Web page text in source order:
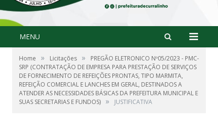
MENU
Home » Licitações »
PREGÃO ELETRONICO Nº05/2023 - PMC-
SRP (CONTRATAÇÃO DE EMPRESA PARA PRESTAÇÃO DE SERVIÇOS
DE FORNECIMENTO DE REFEIÇÕES PRONTAS, TIPO MARMITA,
REFEIÇÃO COMERCIAL E LANCHES EM GERAL, DESTINADOS A
ATENDER AS NECESSIDADES BÁSICAS DA PREFEITURA MUNICIPAL E
SUAS SECRETARIAS E FUNDOS) » JUSTIFICATIVA